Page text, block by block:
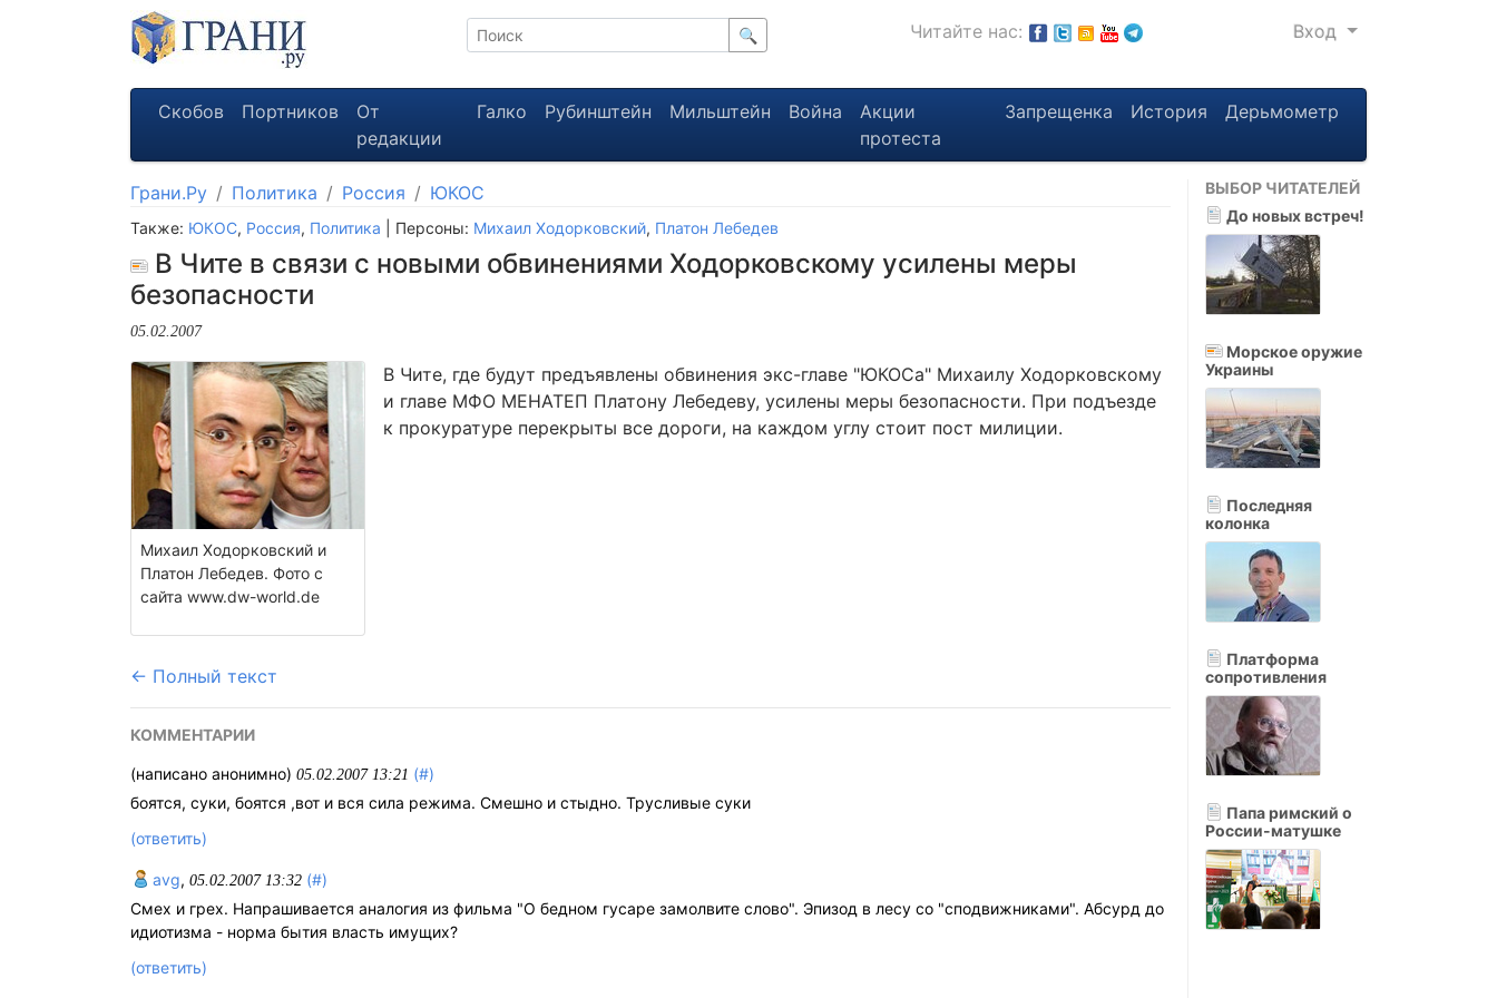
🔍 Читайте нас: Вход
Скобов Портников
От
редакции
Галко Рубинштейн Мильштейн Война
Акции
протеста
Запрещенка История Дерьмометр
Грани.Ру Политика Россия ЮКОС
Также: ЮКОС, Россия, Политика | Персоны: Михаил Ходорковский, Платон Лебедев
В Чите в связи с новыми обвинениями Ходорковскому усилены меры
безопасности
05.02.2007
Михаил Ходорковский и
Платон Лебедев. Фото с
сайта www.dw-world.de
В Чите, где будут предъявлены обвинения экс-главе "ЮКОСа" Михаилу Ходорковскому
и главе МФО МЕНАТЕП Платону Лебедеву, усилены меры безопасности. При подъезде
к прокуратуре перекрыты все дороги, на каждом углу стоит пост милиции.
← Полный текст
КОММЕНТАРИИ
(написано анонимно) 05.02.2007 13:21 (#)
боятся, суки, боятся ,вот и вся сила режима. Смешно и стыдно. Трусливые суки
(ответить)
avg, 05.02.2007 13:32 (#)
Смех и грех. Напрашивается аналогия из фильма "О бедном гусаре замолвите слово". Эпизод в лесу со "сподвижниками". Абсурд до
идиотизма - норма бытия власть имущих?
(ответить)
ВЫБОР ЧИТАТЕЛЕЙ
До новых встреч!
Морское оружие
Украины
Последняя
колонка
Платформа
сопротивления
Папа римский о
России-матушке